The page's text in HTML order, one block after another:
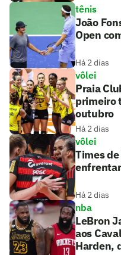
tênis
João
Open
Há 2 dias
vôlei
Praia
primeiro
outubro
Há 2 dias
vôlei
Times
Há 2 dias
nba
LeBron
aos
Harden,